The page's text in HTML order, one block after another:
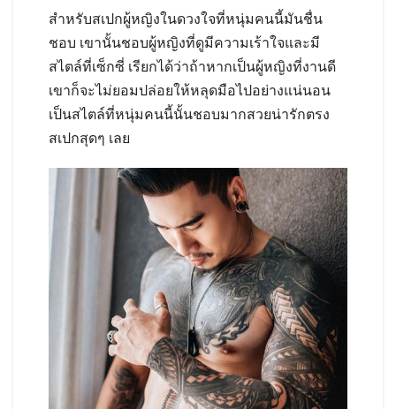
สำหรับสเปกผู้หญิงในดวงใจที่หนุ่มคนนี้มันชื่น
ชอบ เขานั้นชอบผู้หญิงที่ดูมีความเร้าใจและมี
สไตล์ที่เซ็กซี่ เรียกได้ว่าถ้าหากเป็นผู้หญิงที่งานดี
เขาก็จะไม่ยอมปล่อยให้หลุดมือไปอย่างแน่นอน
เป็นสไตล์ที่หนุ่มคนนี้นั้นชอบมากสวยน่ารักตรง
สเปกสุดๆ เลย